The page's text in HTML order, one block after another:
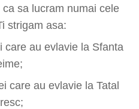
sa lucram numai cele
strigam asa:
care au evlavie la Sfanta
care au evlavie la Tatal